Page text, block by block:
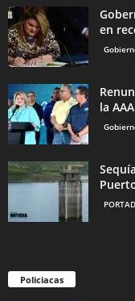
en
la AAA
Policiacas